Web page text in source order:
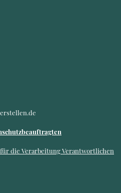
die Verarbeitung Verantwortlichen